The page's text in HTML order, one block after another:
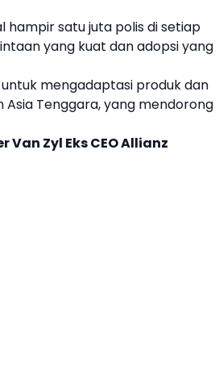
hampir satu juta polis di setiap
yang kuat dan adopsi yang
untuk mengadaptasi produk dan
Asia Tenggara, yang mendorong
Van Zyl Eks CEO Allianz